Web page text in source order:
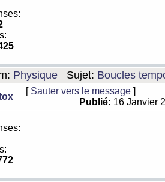
Physique Sujet: Boucles
[ Sauter vers le message ]
Publié: 16 Janvier